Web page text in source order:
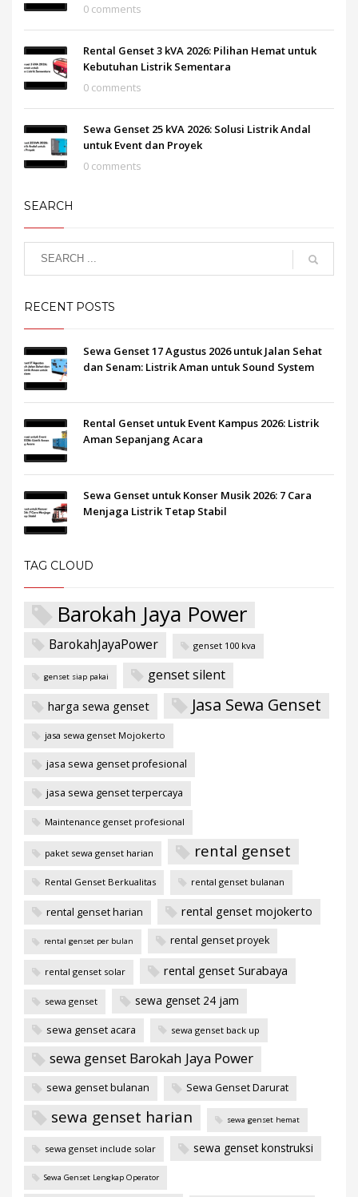
0 comments
Rental Genset 3 kVA 2026: Pilihan Hemat untuk
Kebutuhan Listrik Sementara
0 comments
Sewa Genset 25 kVA 2026: Solusi Listrik Andal
untuk Event dan Proyek
0 comments
SEARCH
RECENT POSTS
Sewa Genset 17 Agustus 2026 untuk Jalan Sehat
dan Senam: Listrik Aman untuk Sound System
Rental Genset untuk Event Kampus 2026: Listrik
Aman Sepanjang Acara
Sewa Genset untuk Konser Musik 2026: 7 Cara
Menjaga Listrik Tetap Stabil
TAG CLOUD
Barokah Jaya Power
BarokahJayaPower genset 100 kva
genset siap pakai genset silent
harga sewa genset Jasa Sewa Genset
jasa sewa genset Mojokerto
jasa sewa genset profesional
jasa sewa genset terpercaya
Maintenance genset profesional
paket sewa genset harian rental genset
Rental Genset Berkualitas rental genset bulanan
rental genset harian rental genset mojokerto
rental genset per bulan rental genset proyek
rental genset solar rental genset Surabaya
sewa genset sewa genset 24 jam
sewa genset acara sewa genset back up
sewa genset Barokah Jaya Power
sewa genset bulanan Sewa Genset Darurat
sewa genset harian sewa genset hemat
sewa genset include solar sewa genset konstruksi
Sewa Genset Lengkap Operator